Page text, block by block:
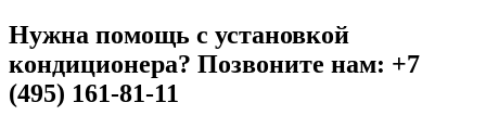
Нужна помощь с установкой
кондиционера? Позвоните нам: +7
(495) 161-81-11